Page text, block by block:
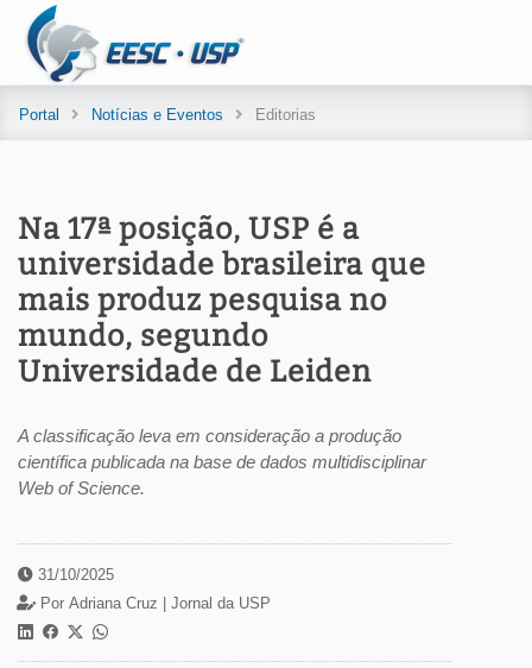
Portal Notícias e Eventos Editorias
Na 17ª posição, USP é a
universidade brasileira que
mais produz pesquisa no
mundo, segundo
Universidade de Leiden
A classificação leva em consideração a produção
científica publicada na base de dados multidisciplinar
Web of Science.
31/10/2025
Por Adriana Cruz | Jornal da USP